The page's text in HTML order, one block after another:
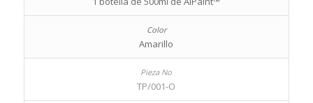
Amarillo
TP/001-O